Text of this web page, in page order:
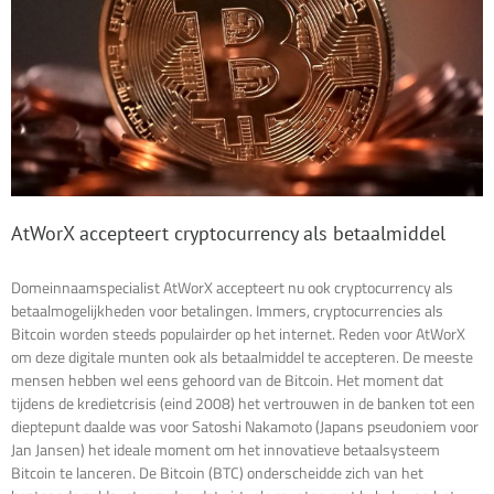
AtWorX accepteert cryptocurrency als betaalmiddel
Domeinnaamspecialist AtWorX accepteert nu ook cryptocurrency als
betaalmogelijkheden voor betalingen. Immers, cryptocurrencies als
Bitcoin worden steeds populairder op het internet. Reden voor AtWorX
om deze digitale munten ook als betaalmiddel te accepteren. De meeste
mensen hebben wel eens gehoord van de Bitcoin. Het moment dat
tijdens de kredietcrisis (eind 2008) het vertrouwen in de banken tot een
dieptepunt daalde was voor Satoshi Nakamoto (Japans pseudoniem voor
Jan Jansen) het ideale moment om het innovatieve betaalsysteem
Bitcoin te lanceren. De Bitcoin (BTC) onderscheidde zich van het